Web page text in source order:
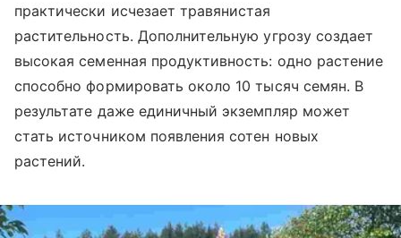
практически исчезает травянистая
растительность. Дополнительную угрозу создает
высокая семенная продуктивность: одно растение
способно формировать около 10 тысяч семян. В
результате даже единичный экземпляр может
стать источником появления сотен новых
растений.